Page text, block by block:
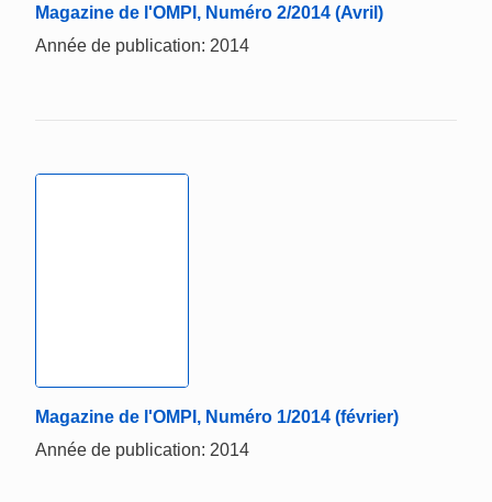
Magazine de l'OMPI, Numéro 2/2014 (Avril)
Année de publication: 2014
Magazine de l'OMPI, Numéro 1/2014 (février)
Année de publication: 2014